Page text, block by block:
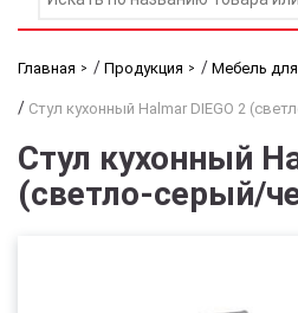
Главная / Продукция / Мебель для
/ Стул кухонный Halmar DIEGO 2
Стул кухонный
(светло-серый/